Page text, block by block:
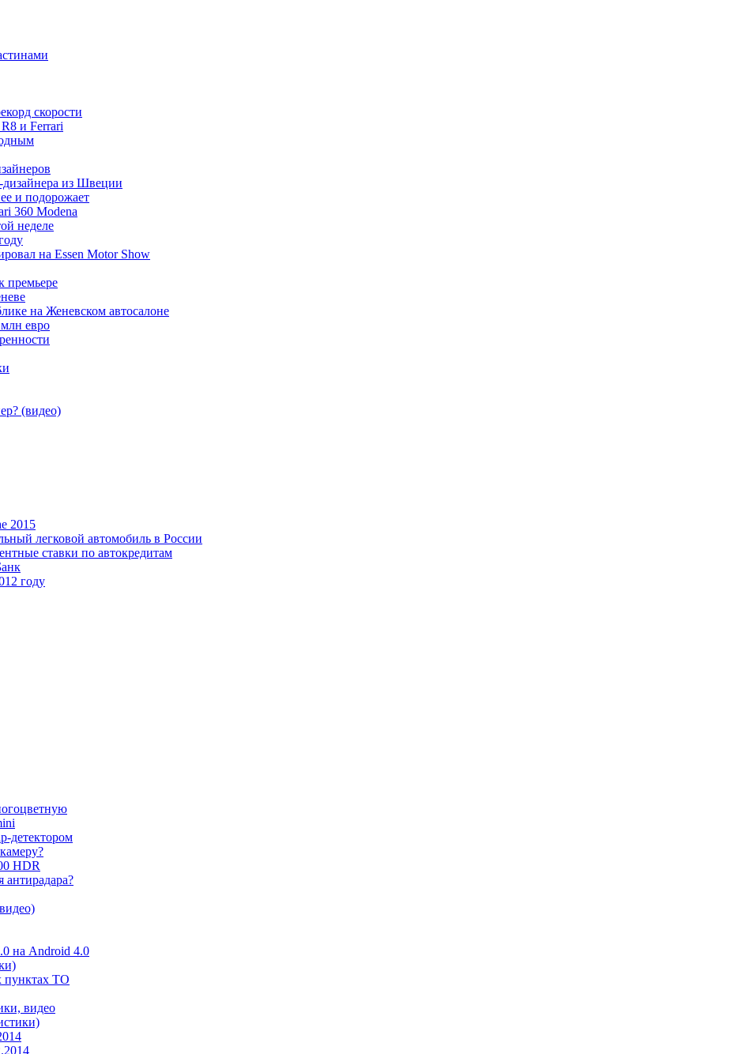
скорости
и Ferrari
дизайнера из Швеции
и подорожает
360 Modena
неделе
на Essen Motor Show
премьере
на Женевском автосалоне
евро
(видео)
2015
легковой автомобиль в России
ставки по автокредитам
году
детектором
HDR
антирадара?
на Android 4.0
пунктах ТО
видео